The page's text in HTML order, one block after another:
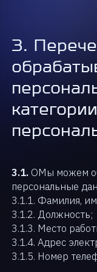
3.
3.1. ОМы можем
персональные
3.1.1. Фамилия,
3.1.2. Должность;
3.1.3. Место
3.1.4. Адрес
3.1.5. Номер